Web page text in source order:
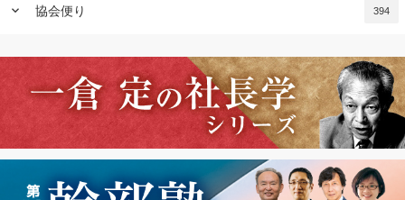
keyboard_arrow_down 協会便り 394